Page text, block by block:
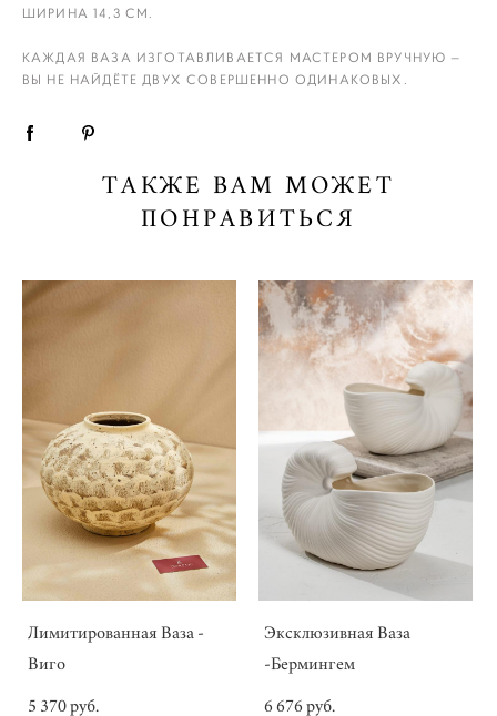
ШИРИНА 14,3 СМ.
КАЖДАЯ ВАЗА ИЗГОТАВЛИВАЕТСЯ МАСТЕРОМ ВРУЧНУЮ —
ВЫ НЕ НАЙДЁТЕ ДВУХ СОВЕРШЕННО ОДИНАКОВЫХ.
ТАКЖЕ ВАМ МОЖЕТ
ПОНРАВИТЬСЯ
Лимитированная Ваза -
Виго
5 370 pуб.
Эксклюзивная Ваза
-Бермингем
6 676 pуб.